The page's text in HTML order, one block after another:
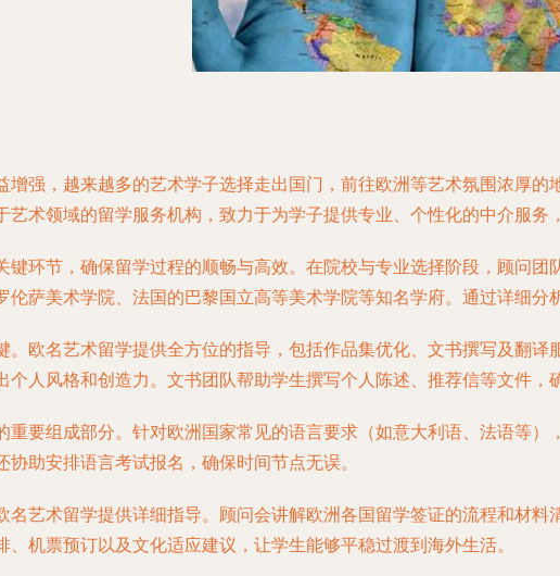
增强，越来越多的艺术学子选择走出国门，前往欧洲等艺术氛围浓厚
术领域的留学服务机构，致力于为学子提供专业、个性化的中介服务
键环节，确保留学过程的顺畅与高效。在院校与专业选择阶段，顾问
萨美术学院、法国的巴黎国立高等美术学院等知名学府。通过详细分
。欧名艺术留学提供全方位的指导，包括作品集优化、文书撰写及翻
人风格和创造力。文书团队帮助学生撰写个人陈述、推荐信等文件，
重要组成部分。针对欧洲国家常见的语言要求（如意大利语、法语等
助安排语言考试报名，确保时间节点无误。
名艺术留学提供详细指导。顾问会讲解欧洲各国留学签证的流程和材
机票预订以及文化适应建议，让学生能够平稳过渡到海外生活。